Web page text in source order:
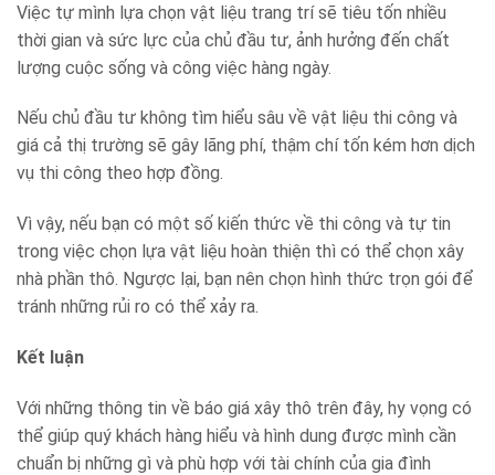
Việc tự mình lựa chọn vật liệu trang trí sẽ tiêu tốn nhiều
thời gian và sức lực của chủ đầu tư, ảnh hưởng đến chất
lượng cuộc sống và công việc hàng ngày.
Nếu chủ đầu tư không tìm hiểu sâu về vật liệu thi công và
giá cả thị trường sẽ gây lãng phí, thậm chí tốn kém hơn dịch
vụ thi công theo hợp đồng.
Vì vậy, nếu bạn có một số kiến ​​thức về thi công và tự tin
trong việc chọn lựa vật liệu hoàn thiện thì có thể chọn xây
nhà phần thô. Ngược lại, bạn nên chọn hình thức trọn gói để
tránh những rủi ro có thể xảy ra.
Kết luận
Với những thông tin về báo giá xây thô trên đây, hy vọng có
thể giúp quý khách hàng hiểu và hình dung được mình cần
chuẩn bị những gì và phù hợp với tài chính của gia đình